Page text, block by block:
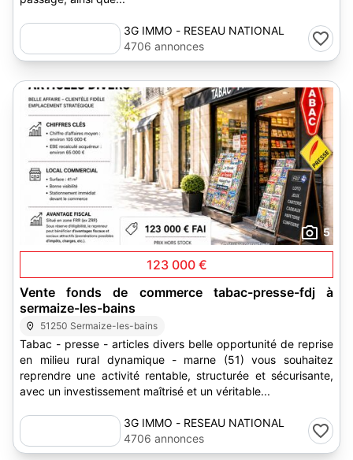
3G IMMO - RESEAU NATIONAL
4706 annonces
5
123 000 €
Vente fonds de commerce tabac-presse-fdj à
sermaize-les-bains
51250 Sermaize-les-bains
Tabac - presse - articles divers belle opportunité de reprise
en milieu rural dynamique - marne (51) vous souhaitez
reprendre une activité rentable, structurée et sécurisante,
avec un investissement maîtrisé et un véritable...
3G IMMO - RESEAU NATIONAL
4706 annonces